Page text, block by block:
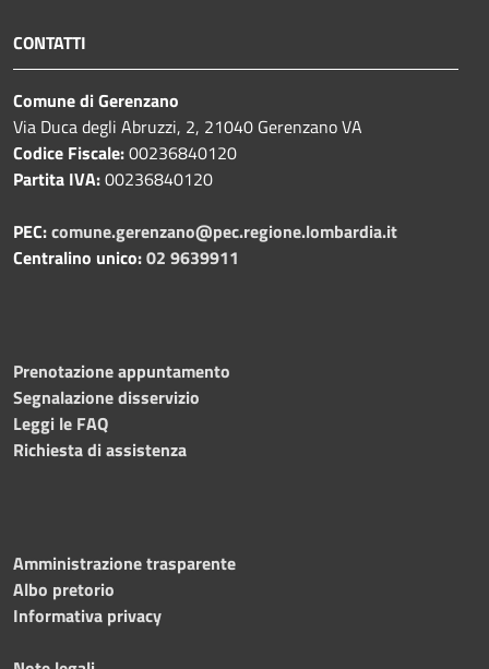
CONTATTI
Comune di Gerenzano
Via Duca degli Abruzzi, 2, 21040 Gerenzano VA
Codice Fiscale:00236840120
Partita IVA:00236840120
PEC:comune.gerenzano@pec.regione.lombardia.it
Centralino unico:02 9639911
Prenotazione appuntamento
Segnalazione disservizio
Leggi le FAQ
Richiesta di assistenza
Amministrazione trasparente
Albo pretorio
Informativa privacy